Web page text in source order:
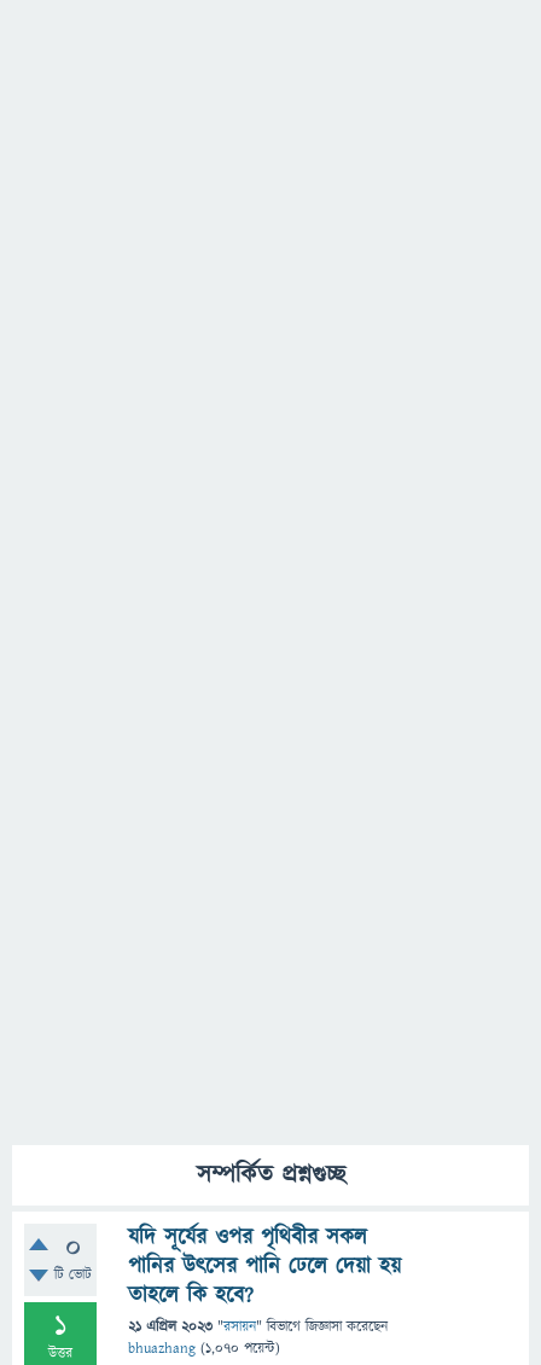
সম্পর্কিত প্রশ্নগুচ্ছ
0
টি ভোট
1
উত্তর
যদি সূর্যের ওপর পৃথিবীর সকল
পানির উৎসের পানি ঢেলে দেয়া হয়
তাহলে কি হবে?
21 এপ্রিল 2023 "রসায়ন" বিভাগে জিজ্ঞাসাকরেছেন
bhuazhang (1,070 পয়েন্ট)